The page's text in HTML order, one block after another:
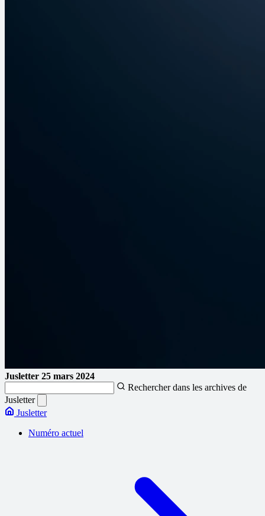
Jusletter 25 mars 2024
Rechercher dans les archives de
Jusletter
Jusletter
Numéro actuel